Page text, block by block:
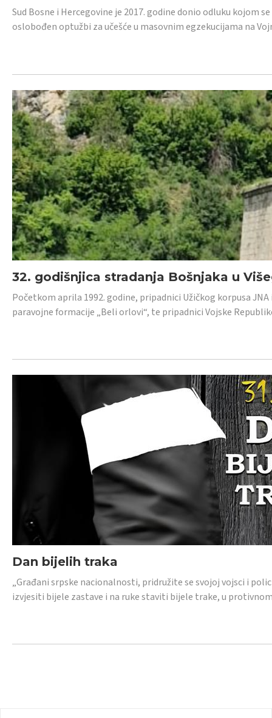
Sud Bosne i Hercegovine je 2017. godine donio odluku kojom
oslobođen optužbi za učešće u masovnim egzekucijama na
32. godišnjica stradanja Bošnjaka u
Početkom aprila 1992. godine, pripadnici Užičkog korpusa
paravojne formacije „Beli orlovi“, te pripadnici Vojske
Dan bijelih traka
„Građani srpske nacionalnosti, pridružite se svojoj vojsci i
izvjesiti bijele zastave i na ruke staviti bijele trake, u